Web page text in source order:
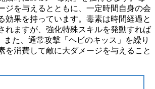
ジを与えるとともに、一定時間自身の会
効果を持っています。毒素は時間経過と
れますが、強化特殊スキルを発動すれば
また、通常攻撃「ヘビのキッス」を繰り
を消費して敵に大ダメージを与えること